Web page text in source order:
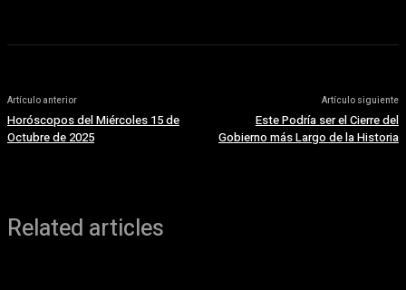
Artículo anterior
Horóscopos del Miércoles 15 de
Octubre de 2025
Artículo siguiente
Este Podría ser el Cierre del
Gobierno más Largo de la Historia
Related articles